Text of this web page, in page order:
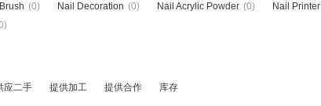
(0) Nail Decoration (0) Nail Acrylic Powder (0) Nail Printer
应二手 提供加工 提供合作 库存